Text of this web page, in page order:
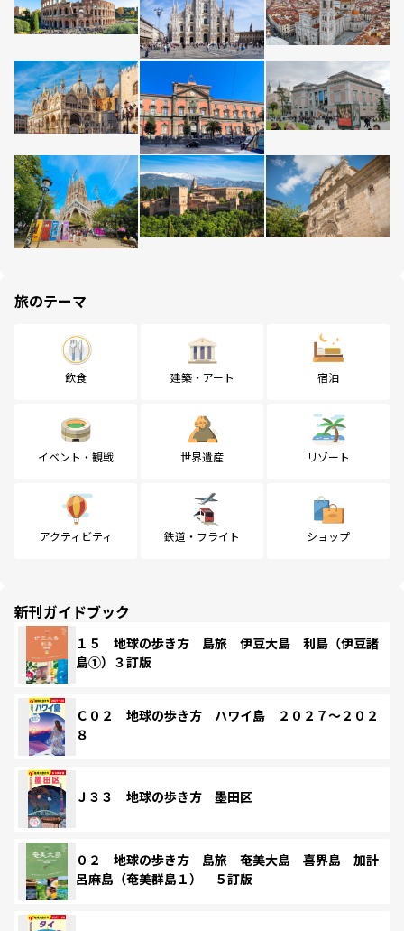
旅のテーマ
飲食 建築・アート 宿泊
イベント・観戦 世界遺産 リゾート
アクティビティ 鉄道・フライト ショップ
新刊ガイドブック
１５ 地球の歩き方 島旅 伊豆大島 利島（伊豆諸
島①）３訂版
Ｃ０２ 地球の歩き方 ハワイ島 ２０２７～２０２
８
Ｊ３３ 地球の歩き方 墨田区
０２ 地球の歩き方 島旅 奄美大島 喜界島 加計
呂麻島（奄美群島１） ５訂版